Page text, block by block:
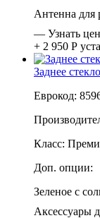
Антенна для
— Узнать
+ 2 950 Р
Заднее
Еврокод:
Класс:
Доп. опции:
Зеленое с
Аксессуары